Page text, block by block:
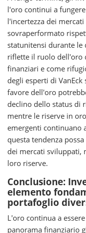
l'oro continui a
l'incertezza dei
sovraperformato
statunitensi durante le
riflette il ruolo dell'oro
finanziari e come
degli esperti di
favore dell'oro
declino dello status di
mentre le riserve in
emergenti continuano
questa tendenza
dei mercati sviluppati,
loro riserve.
Conclusione:
elemento
portafoglio
L'oro continua a
panorama finanziario